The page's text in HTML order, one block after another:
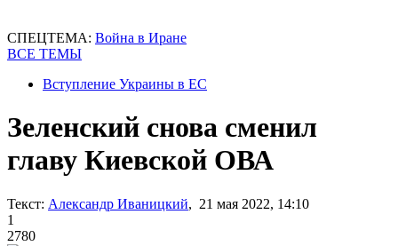
СПЕЦТЕМА: Война в Иране
ВСЕ ТЕМЫ
Вступление Украины в ЕС
Зеленский снова сменил
главу Киевской ОВА
Текст: Александр Иваницкий, 21 мая 2022, 14:10
1
2780